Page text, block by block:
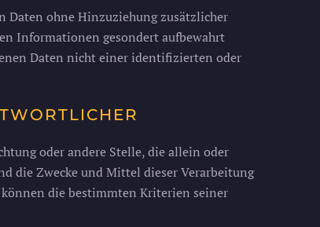
Daten ohne Hinzuziehung zusätzlicher
Informationen gesondert aufbewahrt
Daten nicht einer identifizierten oder
oder andere Stelle, die allein oder
die Zwecke und Mittel dieser Verarbeitung
können die bestimmten Kriterien seiner